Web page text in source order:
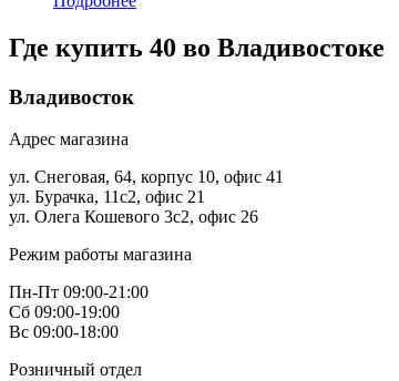
Где купить 40 во Владивостоке
Владивосток
Адрес магазина
ул. Снеговая, 64, корпус 10, офис 41
ул. Бурачка, 11с2, офис 21
ул. Олега Кошевого 3с2, офис 26
Режим работы магазина
Пн-Пт 09:00-21:00
Сб 09:00-19:00
Вс 09:00-18:00
Розничный отдел